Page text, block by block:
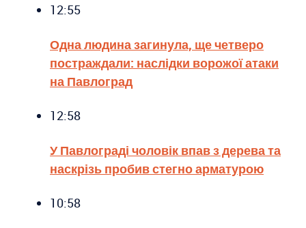
12:55
Одна людина загинула, ще четверо
постраждали: наслідки ворожої атаки
на Павлоград
12:58
У Павлограді чоловік впав з дерева та
наскрізь пробив стегно арматурою
10:58